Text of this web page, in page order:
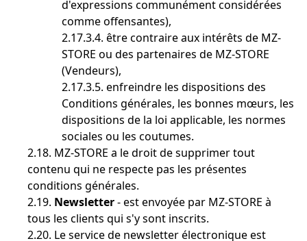
d'expressions communément considérées
comme offensantes),
2.17.3.4. être contraire aux intérêts de MZ-
STORE ou des partenaires de MZ-STORE
(Vendeurs),
2.17.3.5. enfreindre les dispositions des
Conditions générales, les bonnes mœurs, les
dispositions de la loi applicable, les normes
sociales ou les coutumes.
2.18. MZ-STORE a le droit de supprimer tout
contenu qui ne respecte pas les présentes
conditions générales.
2.19.
Newsletter - est envoyée par MZ-STORE à
tous les clients qui s'y sont inscrits.
2.20. Le service de newsletter électronique est